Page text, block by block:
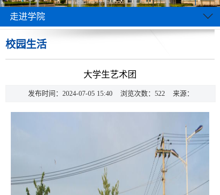
走进学院
校园生活
走进学院>>校园生活
大学生艺术团
发布时间：2024-07-05 15:40 浏览次数： 522来源：